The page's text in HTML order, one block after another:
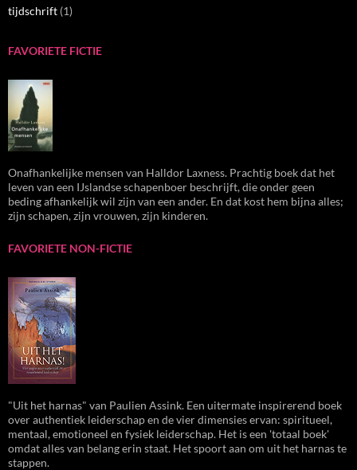
tijdschrift (1)
FAVORIETE FICTIE
Onafhankelijke mensen van Halldor Laxness. Prachtig boek dat het
leven van een IJslandse schapenboer beschrijft, die onder geen
beding afhankelijk wil zijn van een ander. En dat kost hem bijna alles;
zijn schapen, zijn vrouwen, zijn kinderen.
FAVORIETE NON-FICTIE
"Uit het harnas" van Paulien Assink. Een uitermate inspirerend boek
over authentiek leiderschap en de vier dimensies ervan: spiritueel,
mentaal, emotioneel en fysiek leiderschap. Het is een 'totaal boek'
omdat alles van belang erin staat. Het spoort aan om uit het harnas te
stappen.